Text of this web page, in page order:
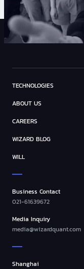
TECHNOLOGIES
ABOUT US
CAREERS
WIZARD BLOG
WILL
Business Contact
021-61639672
Media Inquiry
media@wizardquant.com
Shanghai